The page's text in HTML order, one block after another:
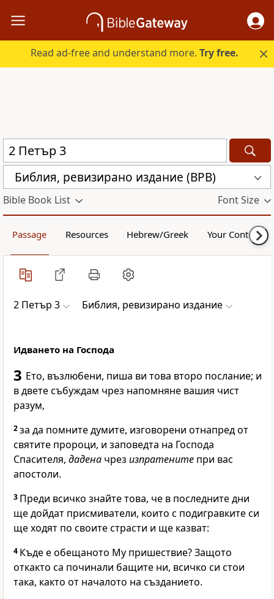
Read ad-free and understand more.Try free.
Библия, ревизирано издание (BPB)
Bible Book List Font Size
Passage Resources Hebrew/Greek Your Content
2 Петър 3 Библия, ревизирано издание
Идването на Господа
3 Ето, възлюбени, пиша ви това второ послание; и
в двете събуждам чрез напомняне вашия чист
разум,
2за да помните думите, изговорени отнапред от
святите пророци, и заповедта на Господа
Спасителя, дадена чрез изпратените при вас
апостоли.
3 Преди всичко знайте това, че в последните дни
ще дойдат присмиватели, които с подигравките си
ще ходят по своите страсти и ще казват:
4 Къде е обещаното Му пришествие? Защото
откакто са починали бащите ни, всичко си стои
така, както от началото на създанието.